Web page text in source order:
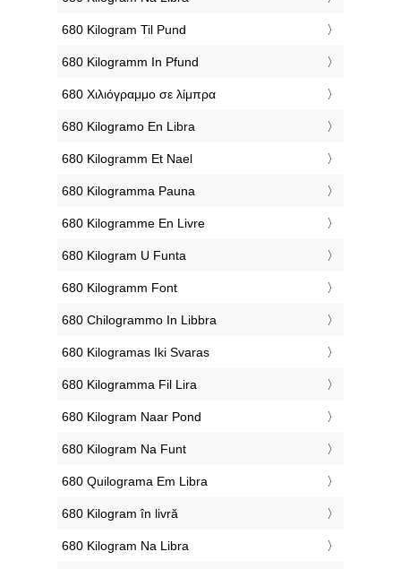
‎680 Kilogram Til Pund
‎680 Kilogramm In Pfund
‎680 Χιλιόγραμμο σε λίμπρα
‎680 Kilogramo En Libra
‎680 Kilogramm Et Nael
‎680 Kilogramma Pauna
‎680 Kilogramme En Livre
‎680 Kilogram U Funta
‎680 Kilogramm Font
‎680 Chilogrammo In Libbra
‎680 Kilogramas Iki Svaras
‎680 Kilogramma Fil Lira
‎680 Kilogram Naar Pond
‎680 Kilogram Na Funt
‎680 Quilograma Em Libra
‎680 Kilogram în livră
‎680 Kilogram Na Libra